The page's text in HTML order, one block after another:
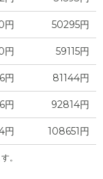
円 50295円
円 59115円
円 81144円
円 92814円
円 108651円
。